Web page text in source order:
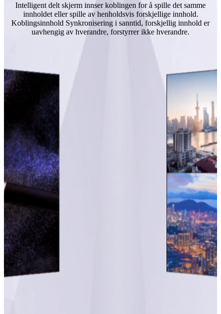
Intelligent delt skjerm innser koblingen for å spille det samme
innholdet eller spille av henholdsvis forskjellige innhold.
Koblingsinnhold Synkronisering i sanntid, forskjellig innhold er
uavhengig av hverandre, forstyrrer ikke hverandre.